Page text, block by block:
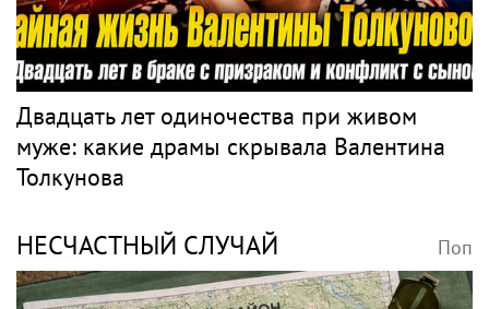
Двадцать лет одиночества при живом
муже: какие драмы скрывала Валентина
Толкунова
НЕСЧАСТНЫЙ СЛУЧАЙ Поп